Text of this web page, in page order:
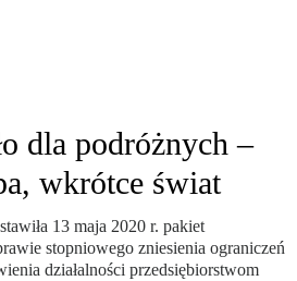
dla podróżnych –
wkrótce świat
13 maja 2020 r. pakiet
stopniowego zniesienia ograniczeń
działalności przedsiębiorstwom